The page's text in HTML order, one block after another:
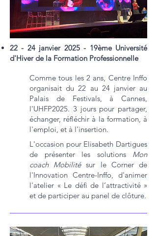
22 - 24 janvier 2025 - 19ème Université
d'Hiver de la Formation Professionnelle
Comme tous les 2 ans, Centre Inffo
organisait du 22 au 24 janvier au
Palais de Festivals, à Cannes,
l'UHFP2025. 3 jours pour partager,
échanger, réfléchir à la formation, à
l'emploi, et à l'insertion.
L'occasion pour Elisabeth Dartigues
de présenter les solutions Mon
coach Mobilitésur le Corner de
l'Innovation Centre-Inffo, d'animer
l'atelier « Le défi de l’attractivité »
et de participer au panel de clôture.